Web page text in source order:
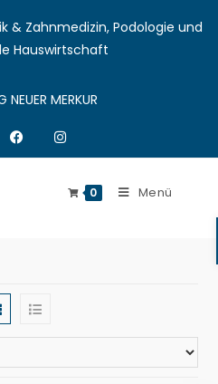
& Zahnmedizin, Podologie und
Hauswirtschaft
NEUER MERKUR
0 Menü